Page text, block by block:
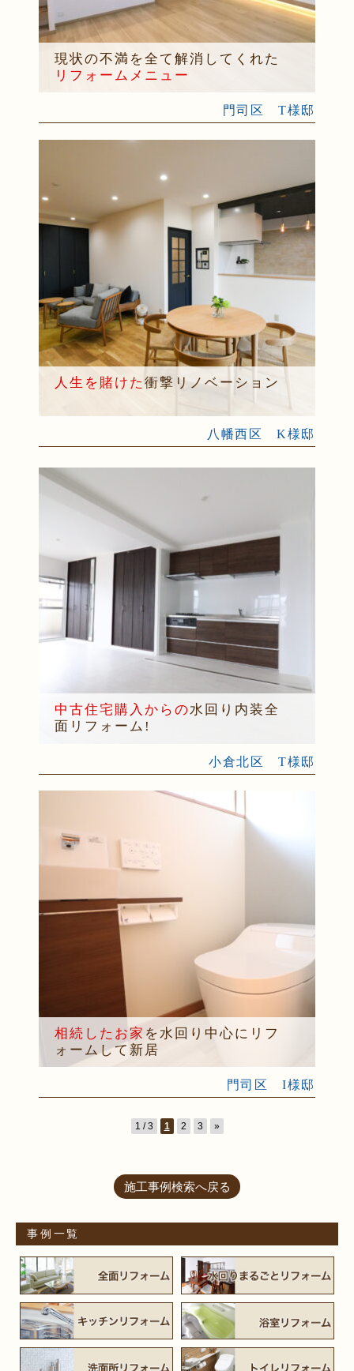
現状の不満を全て解消してくれた
リフォームメニュー
門司区 T様邸
人生を賭けた 衝撃リノベーション
八幡西区 K様邸
中古住宅購入からの水回り内装全
面リフォーム!
小倉北区 T様邸
相続したお家 を水回り中心にリフ
ォームして新居
門司区 I様邸
1 / 3 1 2 3 »
施工事例検索へ戻る
事例一覧